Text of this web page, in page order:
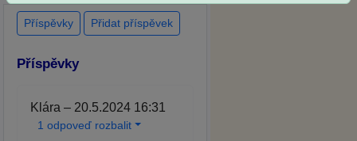
Příspěvky Přidat příspěvek
Příspěvky
Klára – 20.5.2024 16:31
1 odpoveď rozbalit